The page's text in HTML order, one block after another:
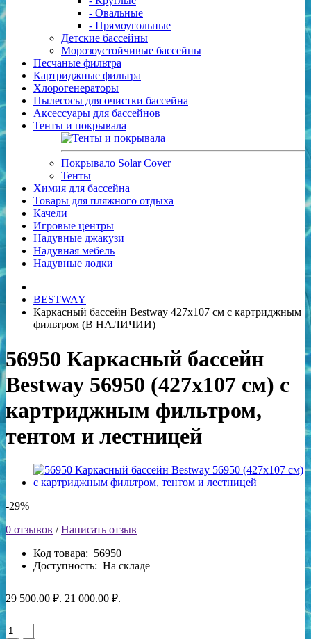
- Овальные
- Прямоугольные
Детские бассейны
Морозоустойчивые бассейны
Песчаные фильтра
Картриджные фильтра
Хлорогенераторы
Пылесосы для очистки бассейна
Аксессуары для бассейнов
Тенты и покрывала
Покрывало Solar Cover
Тенты
Химия для бассейна
Товары для пляжного отдыха
Качели
Игровые центры
Надувные джакузи
Надувная мебель
Надувные лодки
BESTWAY
Каркасный бассейн Bestway 427х107 см с картриджным
фильтром (В НАЛИЧИИ)
56950 Каркасный бассейн
Bestway 56950 (427х107 см) с
картриджным фильтром,
тентом и лестницей
-29%
0 отзывов / Написать отзыв
Код товара: 56950
Доступность: На складе
29 500.00 ₽. 21 000.00 ₽.